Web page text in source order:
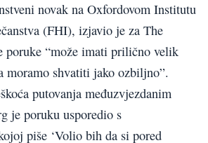
novak na Oxfordovom Institutu
(FHI), izjavio je za The
poruke “može imati prilično velik
moramo shvatiti jako ozbiljno”.
putovanja međuzvjezdanim
je poruku usporedio s
piše ‘Volio bih da si pored